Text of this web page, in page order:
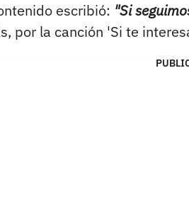
escribió: "Si
por la canción 'Si te